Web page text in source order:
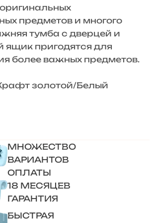
предметов и многого
тумба с дверцей и
ящик пригодятся для
более важных предметов.
золотой/Белый
МНОЖЕСТВО
ВАРИАНТОВ
ОПЛАТЫ
18 МЕСЯЦЕВ
ГАРАНТИЯ
БЫСТРАЯ